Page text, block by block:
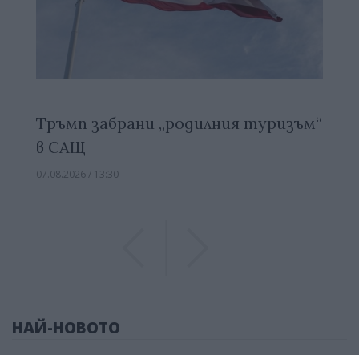
Тръмп забрани „родилния туризъм“
в САЩ
07.08.2026 / 13:30
НАЙ-НОВОТО